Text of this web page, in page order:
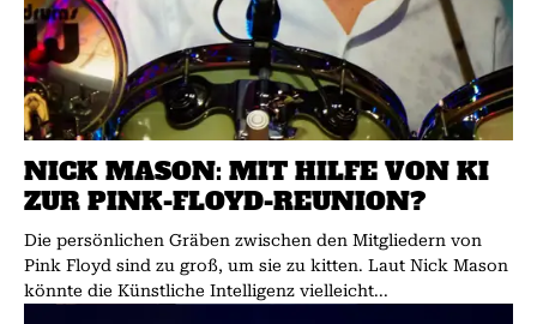
NICK MASON: MIT HILFE VON KI
ZUR PINK-FLOYD-REUNION?
Die persönlichen Gräben zwischen den Mitgliedern von
Pink Floyd sind zu groß, um sie zu kitten. Laut Nick Mason
könnte die Künstliche Intelligenz vielleicht...